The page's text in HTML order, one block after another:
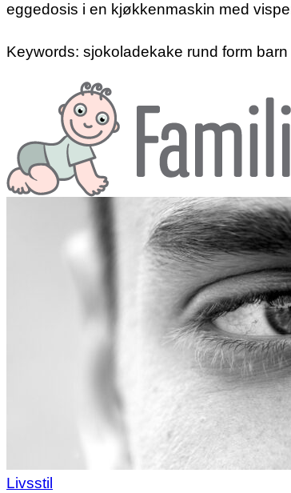
eggedosis i en kjøkkenmaskin med
Keywords: sjokoladekake rund form barn
Livsstil